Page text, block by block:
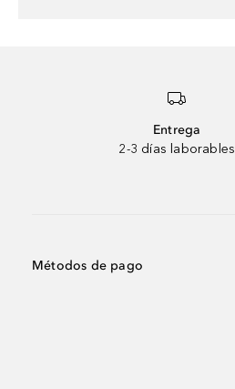
Entrega
2-3 días laborables
Métodos de pago